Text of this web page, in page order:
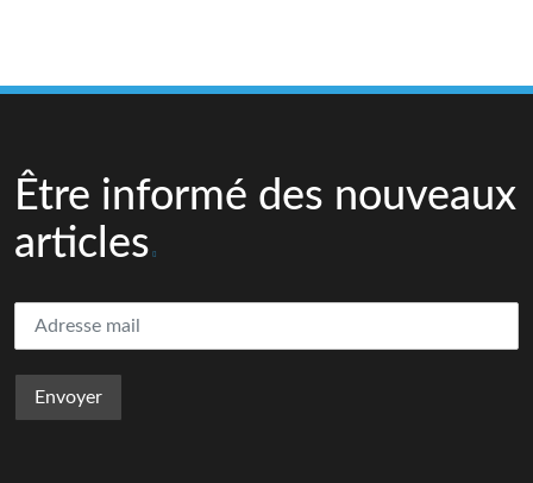
Être informé des nouveaux
articles